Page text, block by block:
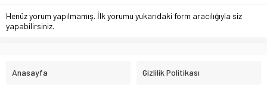
Henüz yorum yapılmamış. İlk yorumu yukarıdaki form aracılığıyla siz
yapabilirsiniz.
Anasayfa Gizlilik Politikası